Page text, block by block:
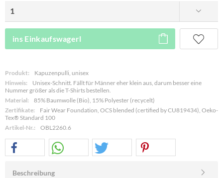
ins Einkaufswagerl
Produkt:
Kapuzenpulli, unisex
Hinweis:
Unisex-Schnitt. Fällt für Männer eher klein aus, darum besser eine
Nummer größer als die T-Shirts bestellen.
Material:
85% Baumwolle (Bio), 15% Polyester (recycelt)
Zertifikate:
Fair Wear Foundation, OCS blended (certified by CU819434), Oeko-
Tex® Standard 100
Artikel-Nr.:
OBL2260.6
Beschreibung